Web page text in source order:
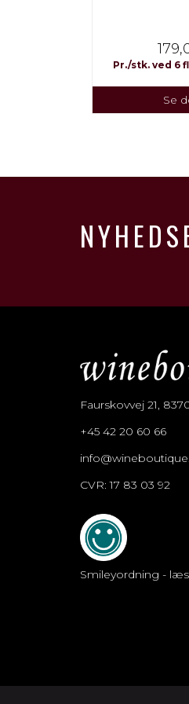
Pr./stk. ved 6
Se
Faurskovvej 21,
+45 42 20 60 66
CVR: 17 83 03 92
Smileyordning -